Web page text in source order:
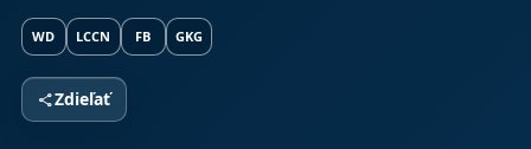
WD LCCN FB GKG
shareZdieľať